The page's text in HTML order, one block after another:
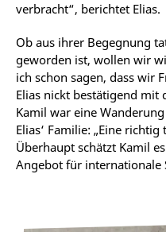
verbracht“, berichtet Elias.
Ob aus ihrer Begegnung
geworden ist, wollen wir
ich schon sagen, dass wir
Elias nickt bestätigend
Kamil war eine
Elias‘ Familie: „Eine
Überhaupt schätzt Kamil
Angebot für internationale